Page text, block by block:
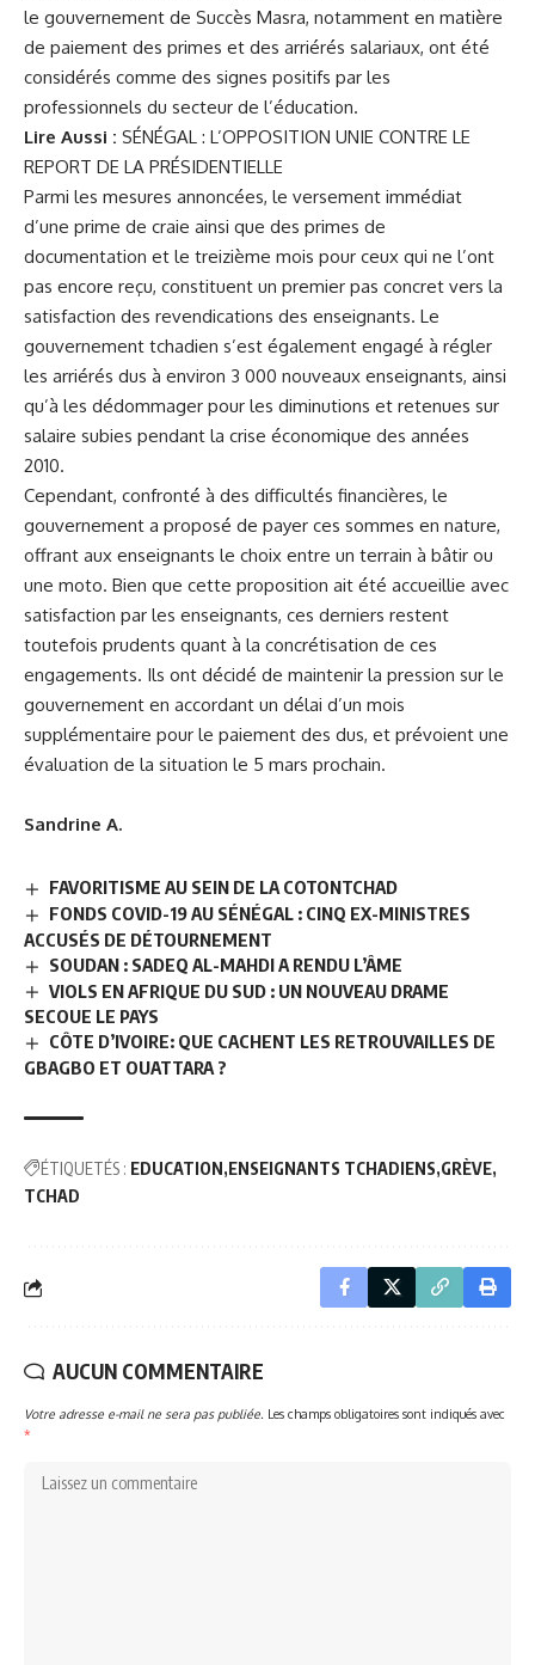
le gouvernement de Succès Masra, notamment en matière
de paiement des primes et des arriérés salariaux, ont été
considérés comme des signes positifs par les
professionnels du secteur de l’éducation.
Lire Aussi : SÉNÉGAL : L’OPPOSITION UNIE CONTRE LE
REPORT DE LA PRÉSIDENTIELLE
Parmi les mesures annoncées, le versement immédiat
d’une prime de craie ainsi que des primes de
documentation et le treizième mois pour ceux qui ne l’ont
pas encore reçu, constituent un premier pas concret vers la
satisfaction des revendications des enseignants. Le
gouvernement tchadien s’est également engagé à régler
les arriérés dus à environ 3 000 nouveaux enseignants, ainsi
qu’à les dédommager pour les diminutions et retenues sur
salaire subies pendant la crise économique des années
2010.
Cependant, confronté à des difficultés financières, le
gouvernement a proposé de payer ces sommes en nature,
offrant aux enseignants le choix entre un terrain à bâtir ou
une moto. Bien que cette proposition ait été accueillie avec
satisfaction par les enseignants, ces derniers restent
toutefois prudents quant à la concrétisation de ces
engagements. Ils ont décidé de maintenir la pression sur le
gouvernement en accordant un délai d’un mois
supplémentaire pour le paiement des dus, et prévoient une
évaluation de la situation le 5 mars prochain.
Sandrine A.
FAVORITISME AU SEIN DE LA COTONTCHAD
FONDS COVID-19 AU SÉNÉGAL : CINQ EX-MINISTRES
ACCUSÉS DE DÉTOURNEMENT
SOUDAN : SADEQ AL-MAHDI A RENDU L’ÂME
VIOLS EN AFRIQUE DU SUD : UN NOUVEAU DRAME
SECOUE LE PAYS
CÔTE D’IVOIRE: QUE CACHENT LES RETROUVAILLES DE
GBAGBO ET OUATTARA ?
ÉTIQUETÉS : EDUCATION ENSEIGNANTS TCHADIENS GRÈVE
TCHAD
AUCUN COMMENTAIRE
Votre adresse e-mail ne sera pas publiée. Les champs obligatoires sont indiqués avec
*